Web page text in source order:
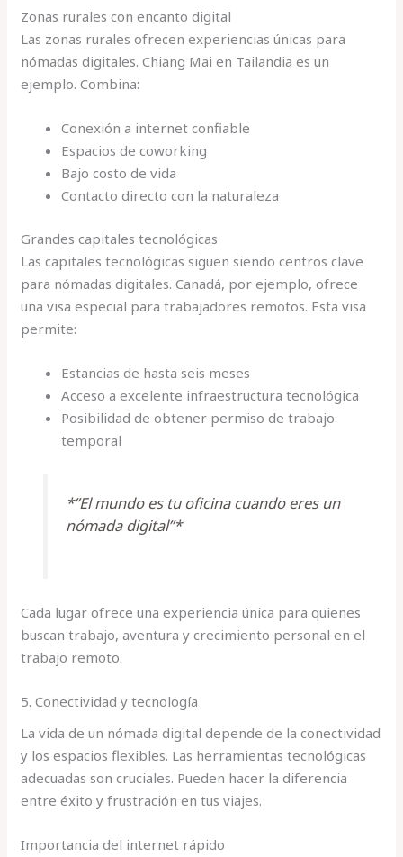
Zonas rurales con encanto digital
Las zonas rurales ofrecen experiencias únicas para
nómadas digitales. Chiang Mai en Tailandia es un
ejemplo. Combina:
Conexión a internet confiable
Espacios de coworking
Bajo costo de vida
Contacto directo con la naturaleza
Grandes capitales tecnológicas
Las capitales tecnológicas siguen siendo centros clave
para nómadas digitales. Canadá, por ejemplo, ofrece
una visa especial para trabajadores remotos. Esta visa
permite:
Estancias de hasta seis meses
Acceso a excelente infraestructura tecnológica
Posibilidad de obtener permiso de trabajo
temporal
*”El mundo es tu oficina cuando eres un
nómada digital”*
Cada lugar ofrece una experiencia única para quienes
buscan trabajo, aventura y crecimiento personal en el
trabajo remoto.
5. Conectividad y tecnología
La vida de un nómada digital depende de la conectividad
y los espacios flexibles. Las herramientas tecnológicas
adecuadas son cruciales. Pueden hacer la diferencia
entre éxito y frustración en tus viajes.
Importancia del internet rápido